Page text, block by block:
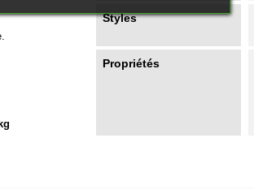
Styles
Propriétés